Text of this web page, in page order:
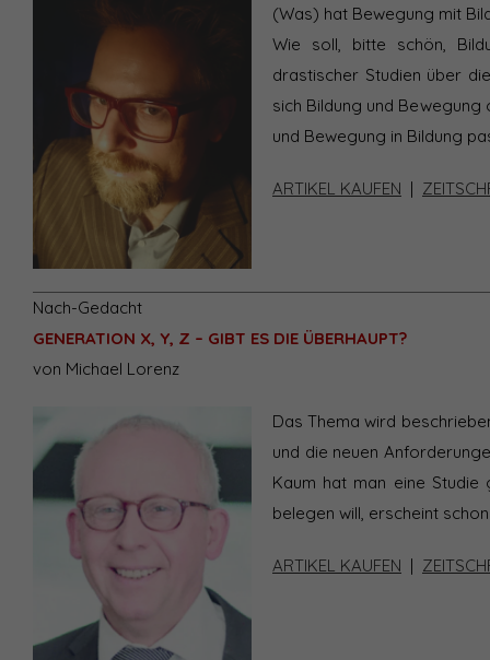
(Was) hat Bewegung mit
Wie soll, bitte schön,
drastischer Studien über
sich Bildung und
und Bewegung in Bildung
ARTIKEL KAUFEN
Nach-Gedacht
GENERATION X, Y, Z – GIBT ES DIE ÜBERHAUPT?
von Michael Lorenz
Das Thema wird
und die neuen
Kaum hat man eine Studie
belegen will, erscheint
ARTIKEL KAUFEN